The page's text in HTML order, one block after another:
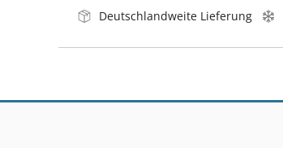
Deutschlandweite Lieferung